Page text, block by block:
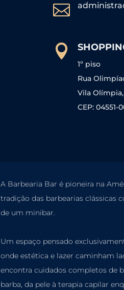


1º piso
Rua
Vila Olímpia,
CEP: 04551-
A Barbearia Bar é pioneira na
tradição das barbearias clássicas
de um minibar.
Um espaço pensado
onde estética e lazer caminham
encontra cuidados completos de
barba, da pele à terapiacapilar